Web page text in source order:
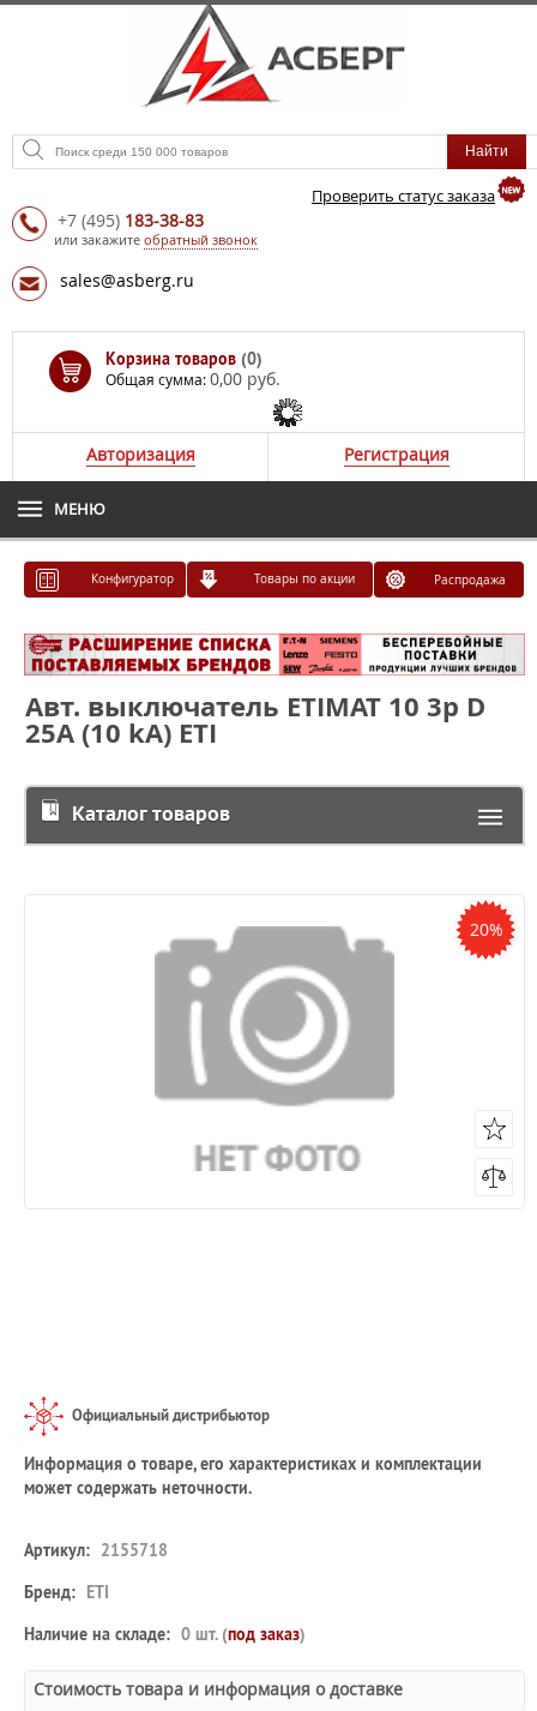
Проверить статус заказа
+7 (495) 183-38-83
или закажите обратный звонок
sales@asberg.ru
Корзина товаров (0)
Общая сумма:0,00 руб.
Авторизация Регистрация
МЕНЮ
Конфигуратор Товары по акции Распродажа
Авт. выключатель ETIMAT 10 3p D
25А (10 kA) ETI
Каталог товаров
20%
Официальный дистрибьютор
Информация о товаре, его характеристиках и комплектации
может содержать неточности.
Артикул: 2155718
Бренд: ETI
Наличие на складе: 0 шт. (под заказ)
Стоимость товара и информация о доставке